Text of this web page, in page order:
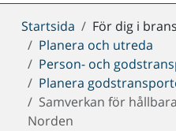
Du
är
här:
Startsida
För dig i
Planera och utreda
Person- och
Planera
Samverkan för
Norden